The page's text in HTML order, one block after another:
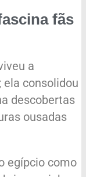
fãs
a
ela consolidou
descobertas
ousadas
egípcio como